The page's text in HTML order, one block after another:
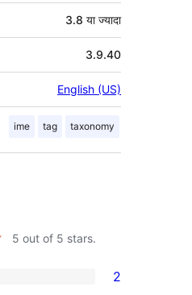
3.8 या ज्यादा
3.9.40
English (US)
ime tag taxonomy
5 out of 5 stars.
2